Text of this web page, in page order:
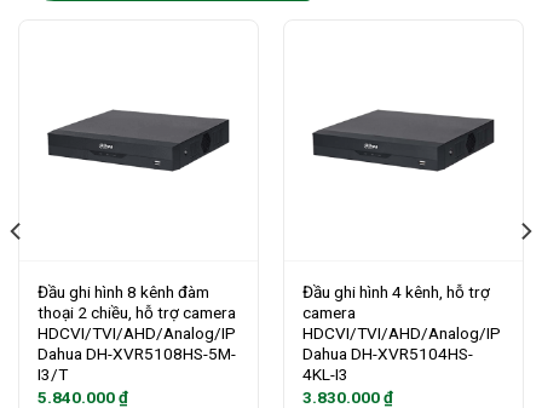
Đầu ghi hình 8 kênh đàm
thoại 2 chiều, hỗ trợ camera
HDCVI/TVI/AHD/Analog/IP
Dahua DH-XVR5108HS-5M-
I3/T
5.840.000₫
Đầu ghi hình 4 kênh, hỗ trợ
camera
HDCVI/TVI/AHD/Analog/IP
Dahua DH-XVR5104HS-
4KL-I3
3.830.000₫